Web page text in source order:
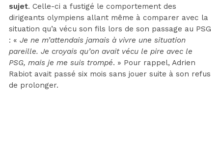
sujet. Celle-ci a fustigé le comportement des
dirigeants olympiens allant même à comparer avec la
situation qu’a vécu son fils lors de son passage au PSG
: « Je ne m’attendais jamais à vivre une situation
pareille. Je croyais qu’on avait vécu le pire avec le
PSG, mais je me suis trompé. » Pour rappel, Adrien
Rabiot avait passé six mois sans jouer suite à son refus
de prolonger.